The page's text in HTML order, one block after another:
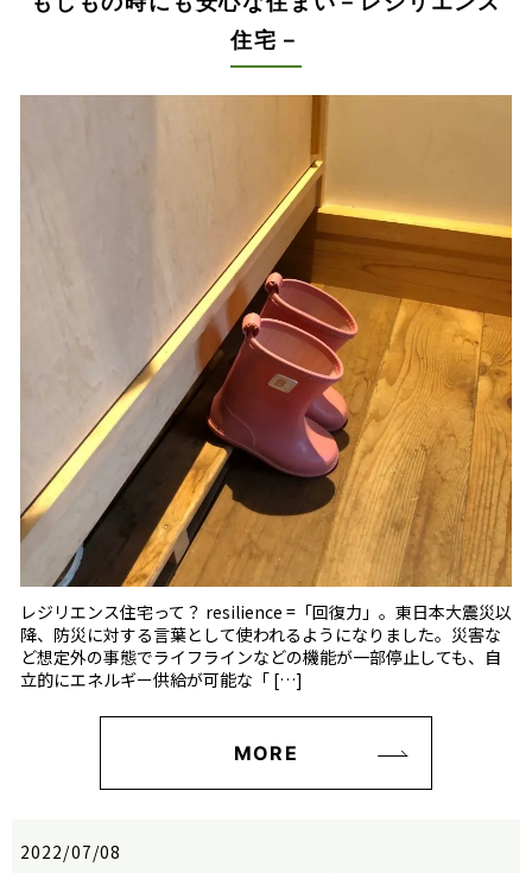
住宅－
レジリエンス住宅って？ resilience =「回復力」。東日本大震災以
降、防災に対する言葉として使われるようになりました。災害な
ど想定外の事態でライフラインなどの機能が一部停止しても、自
立的にエネルギー供給が可能な「 […]
MORE
2022/07/08